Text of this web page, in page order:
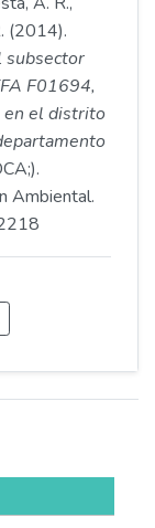
(2014).
subsector
F01694,
en el distrito
Ambiental.